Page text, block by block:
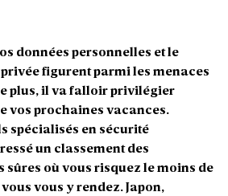
données personnelles et le
figurent parmi les menaces
plus, il va falloir privilégier
vos prochaines vacances.
spécialisés en sécurité
un classement des
sûres où vous risquez le moins de
vous y rendez. Japon,